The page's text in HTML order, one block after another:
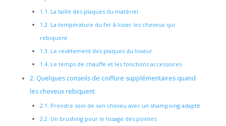
1.1. La taille des plaques du matériel
1.2. La température du fer à lisser les cheveux qui
rebiquent
1.3. Le revêtement des plaques du lisseur
1.4. Le temps de chauffe et les fonctions accessoires
2. Quelques conseils de coiffure supplémentaires quand
les cheveux rebiquent
2.1. Prendre soin de son cheveu avec un shampoing adapté
2.2. Un brushing pour le lissage des pointes